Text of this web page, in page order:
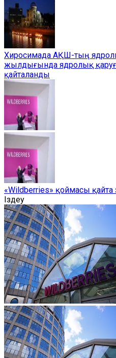
Хиросимада АҚШ-тың
жылдығында ядролық
қайталанды
«Wildberries» қоймасы
Іздеу